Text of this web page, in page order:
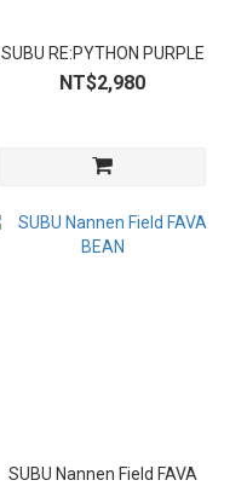
SUBU RE:PYTHON PURPLE
NT$2,980
SUBU Nannen Field FAVA